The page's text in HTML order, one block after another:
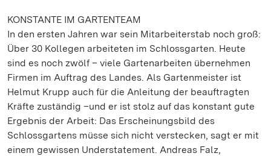
KONSTANTE IM GARTENTEAM
In den ersten Jahren war sein Mitarbeiterstab noch groß:
Über 30 Kollegen arbeiteten im Schlossgarten. Heute
sind es noch zwölf – viele Gartenarbeiten übernehmen
Firmen im Auftrag des Landes. Als Gartenmeister ist
Helmut Krupp auch für die Anleitung der beauftragten
Kräfte zuständig –und er ist stolz auf das konstant gute
Ergebnis der Arbeit: Das Erscheinungsbild des
Schlossgartens müsse sich nicht verstecken, sagt er mit
einem gewissen Understatement. Andreas Falz,